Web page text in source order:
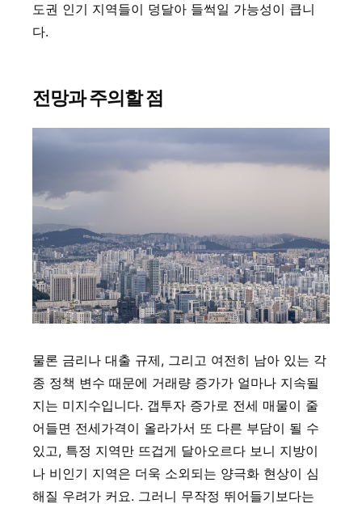
도권 인기 지역들이 덩달아 들썩일 가능성이 큽니
다.
전망과 주의할 점
물론 금리나 대출 규제, 그리고 여전히 남아 있는 각
종 정책 변수 때문에 거래량 증가가 얼마나 지속될
지는 미지수입니다. 갭투자 증가로 전세 매물이 줄
어들면 전세가격이 올라가서 또 다른 부담이 될 수
있고, 특정 지역만 뜨겁게 달아오르다 보니 지방이
나 비인기 지역은 더욱 소외되는 양극화 현상이 심
해질 우려가 커요. 그러니 무작정 뛰어들기보다는